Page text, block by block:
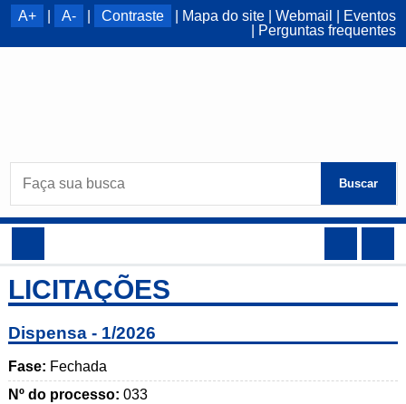
A+ A- Contraste Mapa do site| Webmail
Eventos
Perguntas frequentes
Buscar
LICITAÇÕES
Dispensa - 1/2026
Fase: Fechada
Nº do processo: 033